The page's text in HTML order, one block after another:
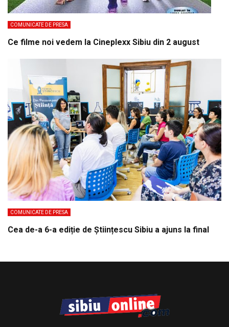
COMUNICATE DE PRESA
Ce filme noi vedem la Cineplexx Sibiu din 2 august
COMUNICATE DE PRESA
Cea de-a 6-a ediție de Științescu Sibiu a ajuns la final